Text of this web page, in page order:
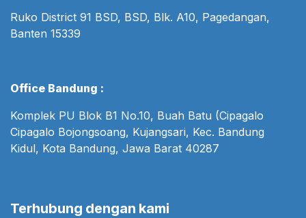
Ruko District 91 BSD, BSD, Blk. A10, Pagedangan,
Banten 15339
Office Bandung :
Komplek PU Blok B1 No.10, Buah Batu (Cipagalo
Cipagalo Bojongsoang, Kujangsari, Kec. Bandung
Kidul, Kota Bandung, Jawa Barat 40287
Terhubung dengan kami